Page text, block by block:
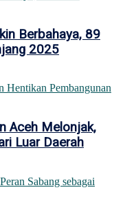
Berbahaya, 89
2025
Aceh Melonjak,
Luar Daerah